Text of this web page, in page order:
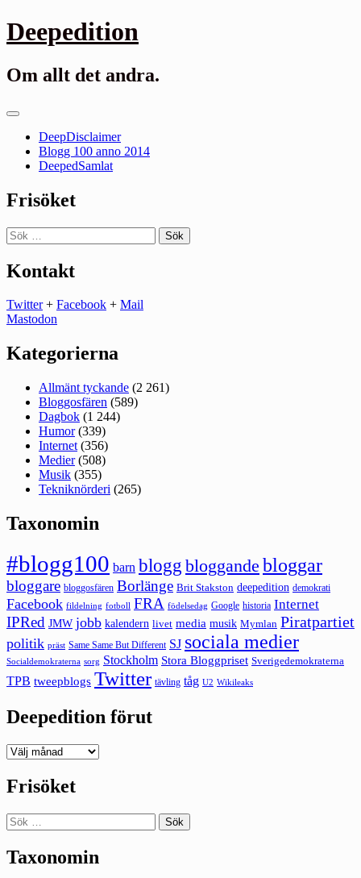
Gå
till
Deepedition
Om allt det andra.
Primär
DeepDisclaimer
Blogg 100 anno 2014
DeepedSamlat
Frisöket
Sök
efter:
Kontakt
Twitter+ Facebook + Mail
Mastodon
Kategorierna
Allmänt tyckande (2 261)
Bloggosfären (589)
Dagbok (1 244)
Humor(339)
Internet (356)
Medier(508)
Musik (355)
Tekniknörderi (265)
Taxonomin
#blogg100 barn blogg bloggande bloggar
bloggare bloggosfären Borlänge Brit Stakston deepedition demokrati
Facebook fildelning fotboll FRA födelsedag Google historia Internet
IPRed JMW jobb kalendern livet media musik Mymlan Piratpartiet
politik präst Same Same But Different SJ sociala medier
Socialdemokraterna sorg Stockholm Stora Bloggpriset Sverigedemokraterna
TPB tweepblogs Twitter tävling tåg U2 Wikileaks
Deepedition förut
Deepedition
Frisöket
Sök
efter:
Taxonomin